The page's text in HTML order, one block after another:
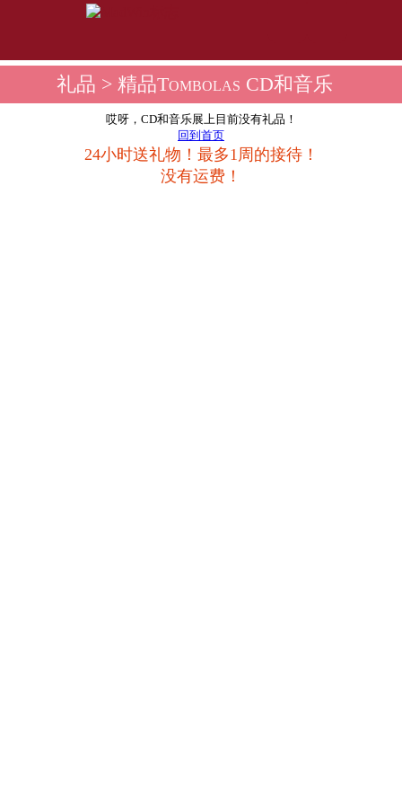
礼品 > 精品Tombolas CD和音乐
哎呀，CD和音乐展上目前没有礼品！
回到首页
24小时送礼物！最多1周的接待！
没有运费！